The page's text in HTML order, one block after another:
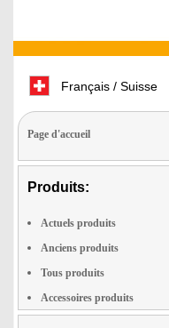
Français / Suisse
Page d'accueil
Produits:
Actuels produits
Anciens produits
Tous produits
Accessoires produits